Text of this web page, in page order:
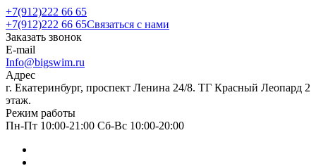
+7(912)222 66 65
+7(912)222 66 65Связаться с нами
Заказать звонок
E-mail
Info@bigswim.ru
Адрес
г. Екатеринбург, проспект Ленина 24/8. ТГ Красный Леопард 2
этаж.
Режим работы
Пн-Пт 10:00-21:00 Сб-Вс 10:00-20:00